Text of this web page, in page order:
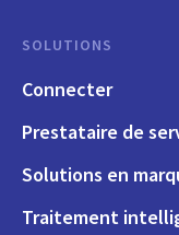
SOLUTIONS
Connecter
Prestataire de
Solutions en
Traitement